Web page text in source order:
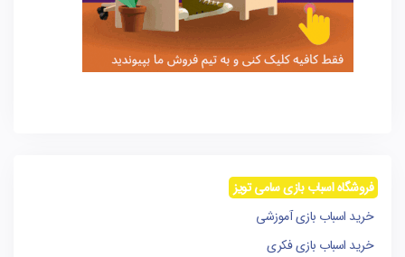
فروشگاه اسباب بازی سامی تویز
خرید اسباب بازی آموزشی
خرید اسباب بازی فکری